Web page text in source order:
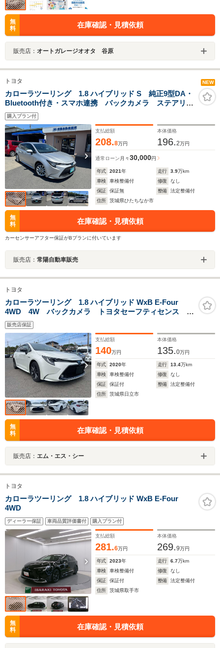
無
料
在庫確認・見積依頼
販売店： オートガレージオオタ 谷原
トヨタ NEW
カローラツーリング 1.8 ハイブリッド S 純正9型DA・
Bluetooth付き・スマホ連携 バックカメラ ステアリン
グリモコン クルーズコントロール トヨタセーフティ
ーセンス LEDヘッドライト オートライト・オートハ
イビーム 純正アルミ16インチ
購入プラン付
支払総額
208.8万円
本体価格
196.2万円
通常ローン 月々30,000円
年式 2021年 走行 3.9万km
車検
車検整備付 修復
なし
保証
保証無 整備
法定整備付
住所
茨城県ひたちなか市
無
料
在庫確認・見積依頼
カーセンサーアフター保証がBプランに付いています
販売店： 常陽自動車販売
トヨタ
カローラツーリング 1.8 ハイブリッド WxB E-Four
4WD 4W バックカメラ トヨタセーフティセンス コ
ーナーセンサー ETC
販売店保証
支払総額
140万円
本体価格
135.0万円
年式 2020年 走行 13.4万km
車検
車検整備付 修復
なし
保証
保証付 整備
法定整備付
住所
茨城県日立市
無
料
在庫確認・見積依頼
販売店： エム・エス・シー
トヨタ
カローラツーリング 1.8 ハイブリッド WxB E-Four
4WD
ディーラー保証 車両品質評価書付 購入プラン付
支払総額
281.6万円
本体価格
269.9万円
年式 2023年 走行 6.7万km
車検
車検整備付 修復
なし
保証
保証付 整備
法定整備付
住所
茨城県取手市
無
料
在庫確認・見積依頼